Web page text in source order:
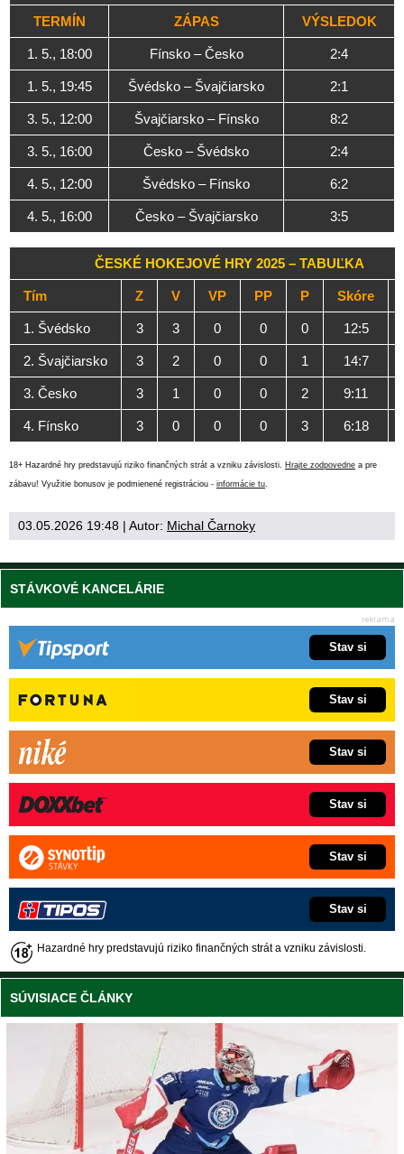
TERMÍN ZÁPAS VÝSLEDOK
1. 5., 18:00 Fínsko – Česko 2:4
1. 5., 19:45 Švédsko – Švajčiarsko 2:1
3. 5., 12:00 Švajčiarsko – Fínsko 8:2
3. 5., 16:00 Česko – Švédsko 2:4
4. 5., 12:00 Švédsko – Fínsko 6:2
4. 5., 16:00 Česko – Švajčiarsko 3:5
ČESKÉ HOKEJOVÉ HRY 2025 – TABUĽKA
Tím Z V VP PP P Skóre
1. Švédsko 3 3 0 0 0 12:5
2. Švajčiarsko 3 2 0 0 1 14:7
3. Česko 3 1 0 0 2 9:11
4. Fínsko 3 0 0 0 3 6:18
18+ Hazardné hry predstavujú riziko finančných strát a vzniku závislosti. Hrajte zodpovedne a pre
zábavu! Využitie bonusov je podmienené registráciou - informácie tu.
03.05.2026 19:48 | Autor: Michal Čarnoky
STÁVKOVÉ KANCELÁRIE
Stav si
Stav si
Stav si
Stav si
Stav si
Stav si
Hazardné hry predstavujú riziko finančných strát a vzniku závislosti.
SÚVISIACE ČLÁNKY